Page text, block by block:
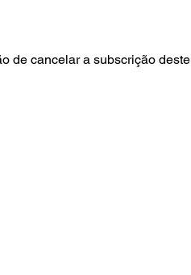
de cancelar a subscrição deste